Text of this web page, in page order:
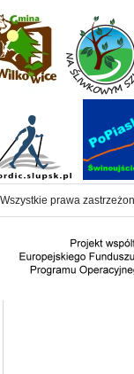
prawa